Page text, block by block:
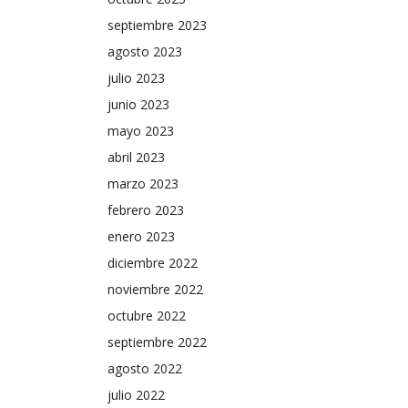
secretaria de Ciencias, Humanidades, Tecnología e
Innovación, Rosaura Ruiz Gutiérrez; maestras y
maestros que obtuvieron la presea, secretarios
generales del SNTE, así como integrantes del Comité
Ejecutivo Nacional del Sindicato y funcionarios de la
Secretaría de Educación Pública
septiembre 2023
agosto 2023
julio 2023
junio 2023
mayo 2023
abril 2023
marzo 2023
febrero 2023
enero 2023
diciembre 2022
noviembre 2022
octubre 2022
septiembre 2022
agosto 2022
julio 2022